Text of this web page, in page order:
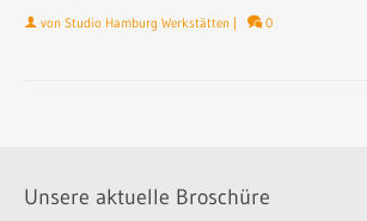
von Studio Hamburg Werkstätten | 0
Unsere aktuelle Broschüre